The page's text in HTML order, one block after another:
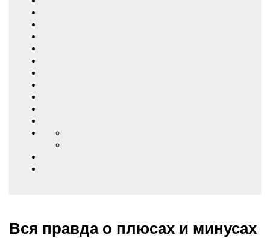
Вся правда о плюсах и минусах